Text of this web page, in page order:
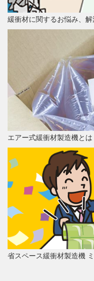
緩衝材に関するお悩み、解
エアー式緩衝材製造機とは
省スペース緩衝材製造機